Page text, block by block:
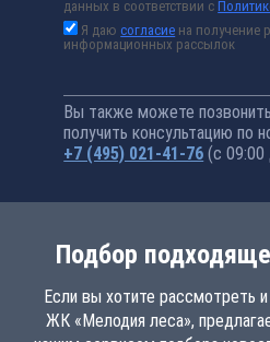
данных в соответствии с
Я даюсогласие на получение
информационных рассылок
Вы также можете
получить консультацию по
+7 (495) 021-41-76 (с 09:00
Подбор
Если вы хотите рассмотреть
ЖК «Мелодия леса»,